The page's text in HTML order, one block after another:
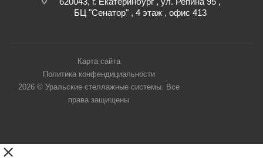
БЦ "Сенатор" , 4 этаж , офис 413
Карта сайта
Политика конфендициальности
2026 © Уральские стеллажные системы. Все
права защищены